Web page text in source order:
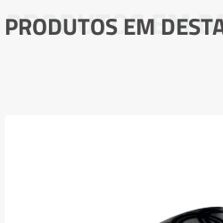
PRODUTOS EM
PRODUTOS EM